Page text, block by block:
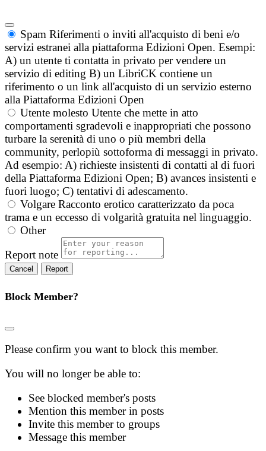
Spam Riferimenti o inviti all'acquisto di beni e/o
servizi estranei alla piattaforma Edizioni Open. Esempi:
A) un utente ti contatta in privato per vendere un
servizio di editing B) un LibriCK contiene un
riferimento o un link all'acquisto di un servizio esterno
alla Piattaforma Edizioni Open
Utente molesto Utente che mette in atto
comportamenti sgradevoli e inappropriati che possono
turbare la serenità di uno o più membri della
community, perlopiù sottoforma di messaggi in privato.
Ad esempio: A) richieste insistenti di contatti al di fuori
della Piattaforma Edizioni Open; B) avances insistenti e
fuori luogo; C) tentativi di adescamento.
Volgare Racconto erotico caratterizzato da poca
trama e un eccesso di volgarità gratuita nel linguaggio.
Other
Report note
Report
Block Member?
Please confirm you want to block this member.
You will no longer be able to:
See blocked member's posts
Mention this member in posts
Invite this member to groups
Message this member